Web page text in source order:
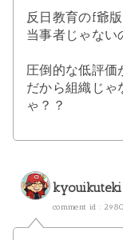
反日教育のf爺
当事者じゃな
圧倒的な低評価
だから組織じゃ
ゃ？？
kyouikuteki
comment id :